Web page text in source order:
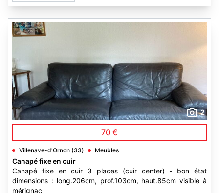
2
70 €
Villenave-d'Ornon (33) Meubles
Canapé fixe en cuir
Canapé fixe en cuir 3 places (cuir center) - bon état
dimensions : long.206cm, prof.103cm, haut.85cm visible à
mérignac